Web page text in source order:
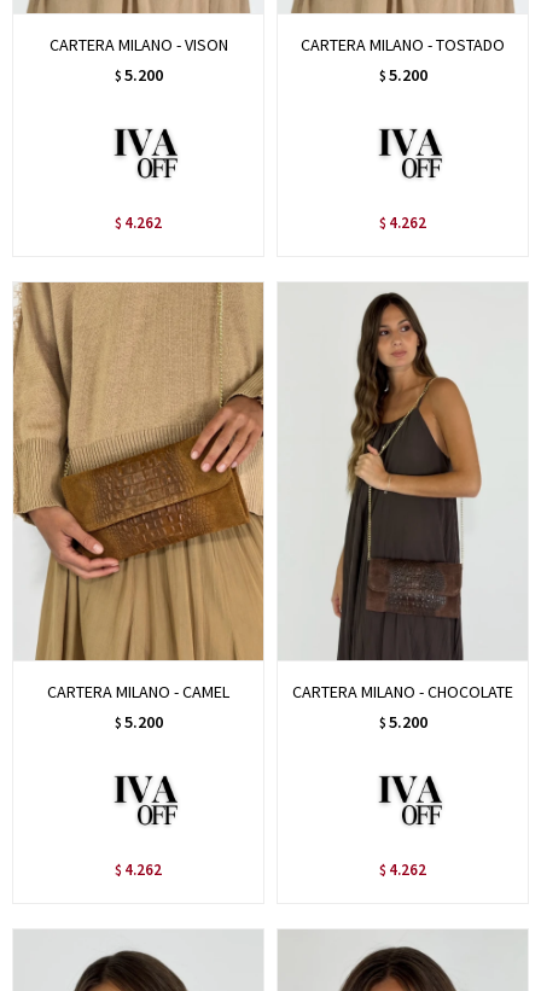
CARTERA MILANO - VISON
$ 5.200
$ 4.262
CARTERA MILANO - TOSTADO
$ 5.200
$ 4.262
CARTERA MILANO - CAMEL
$ 5.200
$ 4.262
CARTERA MILANO - CHOCOLATE
$ 5.200
$ 4.262